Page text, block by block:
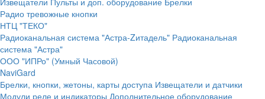
Радио тревожные кнопки
НТЦ "ТЕКО"
Радиоканальная система "Астра-Zитадель" Радиоканальная
система "Астра"
ООО "ИПРо" (Умный Часовой)
NaviGard
Брелки, кнопки, жетоны, карты доступа Извещатели и датчики
Модули реле и индикаторы Дополнительное оборудование